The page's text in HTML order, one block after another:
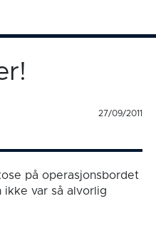
27/09/2011
på operasjonsbordet
var så alvorlig